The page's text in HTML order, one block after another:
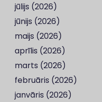
jūlijs (2026)
jūnijs (2026)
maijs (2026)
aprīlis (2026)
marts (2026)
februāris (2026)
janvāris (2026)